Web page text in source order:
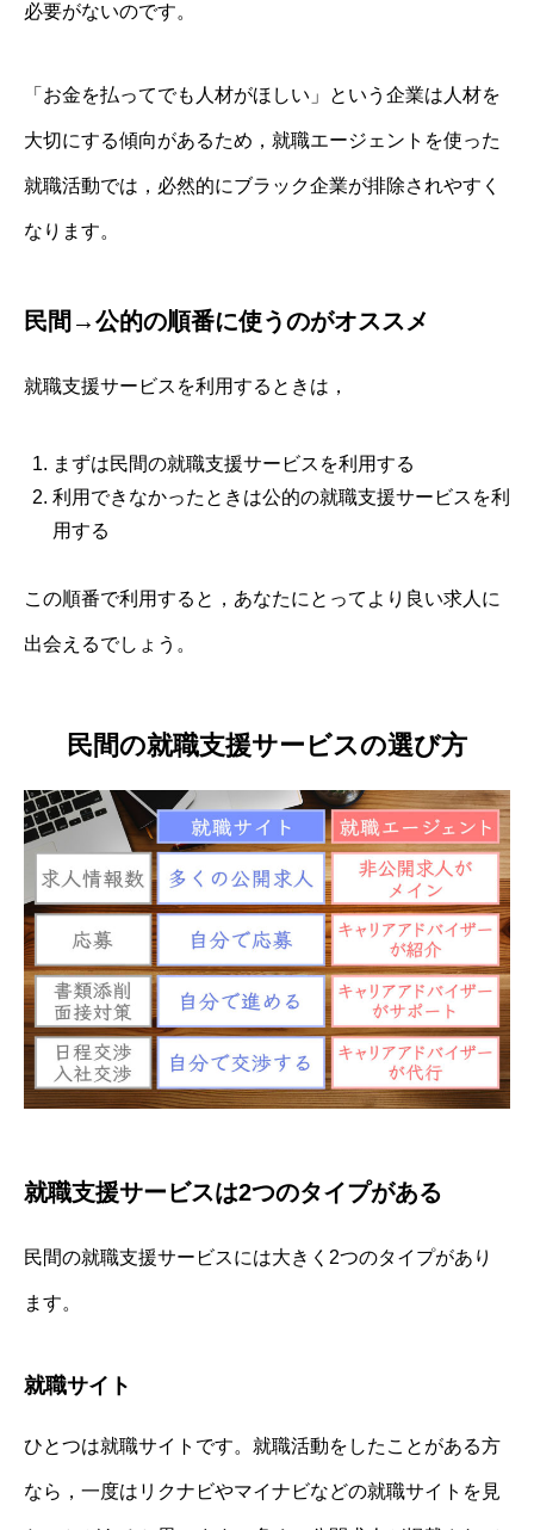
必要がないのです。
「お金を払ってでも人材がほしい」という企業は人材を
大切にする傾向があるため，就職エージェントを使った
就職活動では，必然的にブラック企業が排除されやすく
なります。
民間→公的の順番に使うのがオススメ
就職支援サービスを利用するときは，
まずは民間の就職支援サービスを利用する
利用できなかったときは公的の就職支援サービスを利
用する
この順番で利用すると，あなたにとってより良い求人に
出会えるでしょう。
民間の就職支援サービスの選び方
就職支援サービスは2つのタイプがある
民間の就職支援サービスには大きく2つのタイプがあり
ます。
就職サイト
ひとつは就職サイトです。就職活動をしたことがある方
なら，一度はリクナビやマイナビなどの就職サイトを見